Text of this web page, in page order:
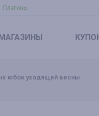
Плагины
юбок уходящей весны